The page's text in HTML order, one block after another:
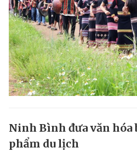
Ninh Bình đưa văn hóa
phẩm du lịch